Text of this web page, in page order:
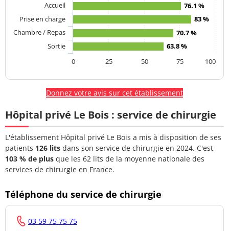
76.1 %
83 %
70.7 %
63.8 %
Accueil
Prise en charge
Chambre / Repas
Sortie
0
100
25 50 75
Donnez votre avis sur cet établissement
Hôpital privé Le Bois : service de chirurgie
L'établissement Hôpital privé Le Bois a mis à disposition de ses
patients 126 lits dans son service de chirurgie en 2024. C'est
103 % de plus que les 62 lits de la moyenne nationale des
services de chirurgie en France.
Téléphone du service de chirurgie
03 59 75 75 75